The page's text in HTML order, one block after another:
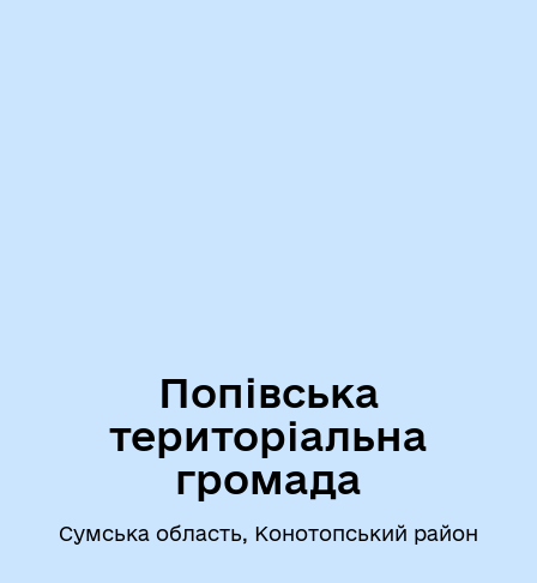
Попівська
територіальна
громада
Сумська область, Конотопський район